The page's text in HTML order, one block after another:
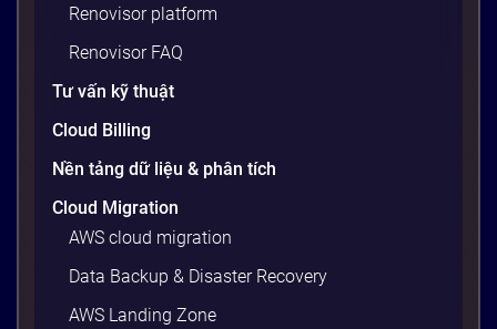
thì toàn lỗi. Lý do? Sự khác biệt về phiên bản thư
viện, cấu hình OS, biến môi trường – những thứ
20 phút
Renovisor platform
Renovisor FAQ
Tư vấn kỹ thuật
Cloud Billing
Nền tảng dữ liệu & phân tích
Cloud Migration
AWS cloud migration
Data Backup & Disaster Recovery
AWS Landing Zone